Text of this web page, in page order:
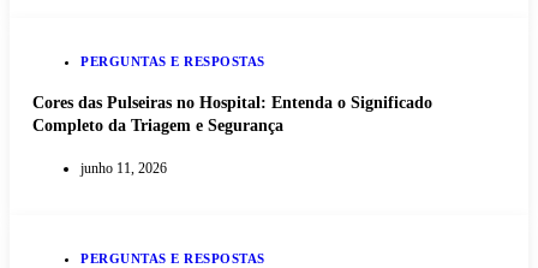
PERGUNTAS E RESPOSTAS
Cores das Pulseiras no Hospital: Entenda o Significado
Completo da Triagem e Segurança
junho 11, 2026
PERGUNTAS E RESPOSTAS